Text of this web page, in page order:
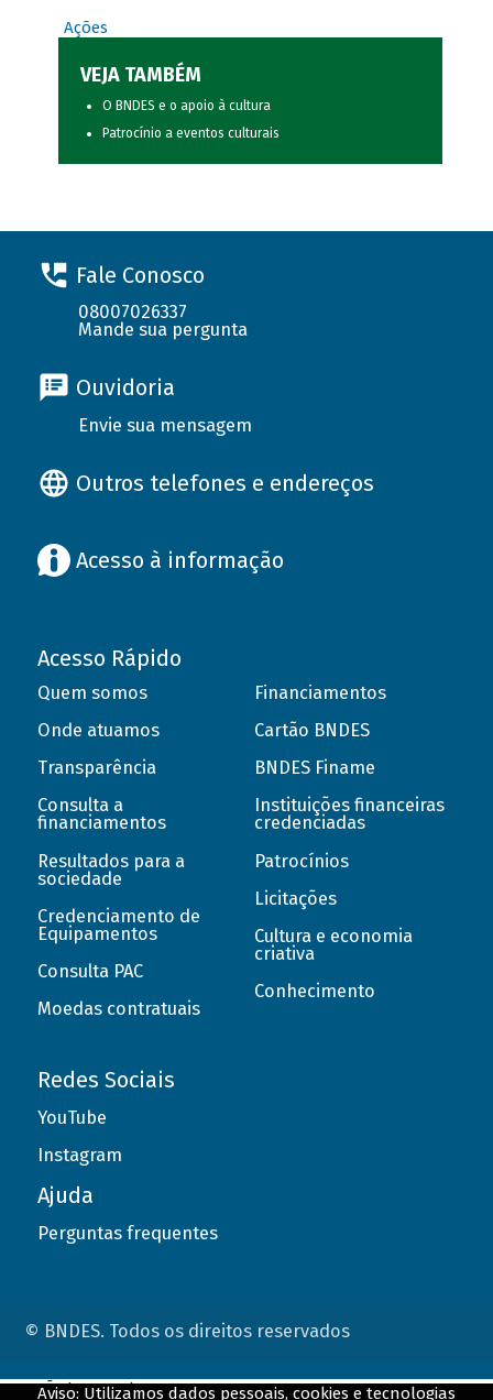
Ações
VEJA TAMBÉM
O BNDES e o apoio à cultura
Patrocínio a eventos culturais
Fale Conosco
08007026337
Mande sua pergunta
Ouvidoria
Envie sua mensagem
Outros telefones e endereços
Acesso à informação
Acesso Rápido
Quem somos
Onde atuamos
Transparência
Consulta a
financiamentos
Resultados para a
sociedade
Credenciamento de
Equipamentos
Consulta PAC
Moedas contratuais
Financiamentos
Cartão BNDES
BNDES Finame
Instituições financeiras
credenciadas
Patrocínios
Licitações
Cultura e economia
criativa
Conhecimento
Redes Sociais
YouTube
Instagram
Ajuda
Perguntas frequentes
© BNDES. Todos os direitos reservados
Aviso: Utilizamos dados pessoais, cookies e tecnologias
ConteÃºdo complementar